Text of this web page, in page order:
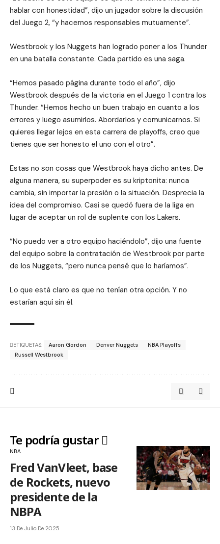
hablar con honestidad”, dijo un jugador sobre la discusión
del Juego 2, “y hacernos responsables mutuamente”.
Westbrook y los Nuggets han logrado poner a los Thunder
en una batalla constante. Cada partido es una saga.
“Hemos pasado página durante todo el año”, dijo
Westbrook después de la victoria en el Juego 1 contra los
Thunder. “Hemos hecho un buen trabajo en cuanto a los
errores y luego asumirlos. Abordarlos y comunicarnos. Si
quieres llegar lejos en esta carrera de playoffs, creo que
tienes que ser honesto el uno con el otro”.
Estas no son cosas que Westbrook haya dicho antes. De
alguna manera, su superpoder es su kriptonita: nunca
cambia, sin importar la presión o la situación. Desprecia la
idea del compromiso. Casi se quedó fuera de la liga en
lugar de aceptar un rol de suplente con los Lakers.
“No puedo ver a otro equipo haciéndolo”, dijo una fuente
del equipo sobre la contratación de Westbrook por parte
de los Nuggets, “pero nunca pensé que lo haríamos”.
Lo que está claro es que no tenían otra opción. Y no
estarían aquí sin él.
ETIQUETAS: Aaron Gordon Denver Nuggets
NBA Playoffs
Russell Westbrook
Te podría gustar
NBA
Fred VanVleet, base
de Rockets, nuevo
presidente de la
NBPA
13 De Julio De 2025